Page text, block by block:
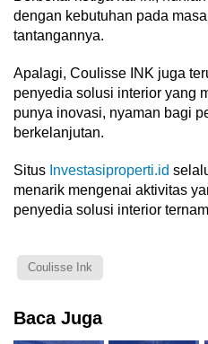
dengan kebutuhan pada
tantangannya.
Apalagi, Coulisse INK juga
penyedia solusi interior yang
punya inovasi, nyaman bagi
berkelanjutan.
Situs Investasiproperti.id
menarik mengenai aktivitas
penyedia solusi interior
Coulisse Ink
Baca Juga